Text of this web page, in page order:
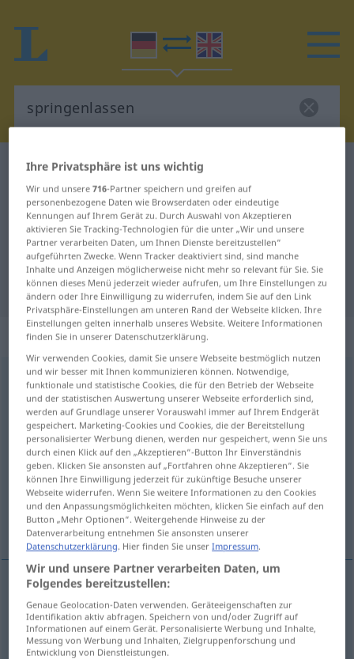
Deutsch-Englisch Wörterbuch
Deutsch-Englisch Übersetzung für
"springenlassen"
"springenlassen" Englisch
Übersetzung
„springenlassen“: transitives Verb
springenlassenv/t <irr,trennb, kein-ge- ;h>
Übersicht aller Übersetzungen
(Für mehr Details die Übersetzung anklicken/antippen)
you must treat us to something on your
birthday
to cough up , to pay for
coughup (odtoforkout)sth
springenlassen
springen FIG UMG
Ihre Privatsphäre ist uns wichtig
Wir und unsere716-Partner speichern und greifen auf
personenbezogene Daten wie Browserdaten oder eindeutige
Kennungen auf Ihrem Gerät zu. Durch Auswahl von Akzeptieren
aktivieren Sie Tracking-Technologien für die unter „Wir und unsere
Partner verarbeiten Daten, um Ihnen Dienste bereitzustellen“
aufgeführten Zwecke. Wenn Tracker deaktiviert sind, sind manche
Inhalte und Anzeigen möglicherweise nicht mehr so relevant für Sie. Sie
können dieses Menü jederzeit wieder aufrufen, um Ihre Einstellungen zu
ändern oder Ihre Einwilligung zu widerrufen, indem Sie auf den Link
Privatsphäre-Einstellungen am unteren Rand der Webseite klicken. Ihre
Einstellungen gelten innerhalb unseres Website. Weitere Informationen
finden Sie in unserer Datenschutzerklärung.
Wir verwenden Cookies, damit Sie unsere Webseite bestmöglich nutzen
und wir besser mit Ihnen kommunizieren können. Notwendige,
funktionale und statistische Cookies, die für den Betrieb der Webseite
und der statistischen Auswertung unserer Webseite erforderlich sind,
werden auf Grundlage unserer Vorauswahl immer auf Ihrem Endgerät
gespeichert. Marketing-Cookies und Cookies, die der Bereitstellung
personalisierter Werbung dienen, werden nur gespeichert, wenn Sie uns
durch einen Klick auf den „Akzeptieren“-Button Ihr Einverständnis
geben. Klicken Sie ansonsten auf „Fortfahren ohne Akzeptieren“. Sie
können Ihre Einwilligung jederzeit für zukünftige Besuche unserer
Webseite widerrufen. Wenn Sie weitere Informationen zu den Cookies
und den Anpassungsmöglichkeiten möchten, klicken Sie einfach auf den
Button „Mehr Optionen“. Weitergehende Hinweise zu der
Datenverarbeitung entnehmen Sie ansonsten unserer
Datenschutzerklärung. Hier finden Sie unserImpressum.
Wir und unsere Partner verarbeiten Daten, um
Folgendes bereitzustellen:
Genaue Geolocation-Daten verwenden. Geräteeigenschaften zur
Identifikation aktiv abfragen. Speichern von und/oder Zugriff auf
Informationen auf einem Gerät. Personalisierte Werbung und Inhalte,
Messung von Werbung und Inhalten, Zielgruppenforschung und
Entwicklung von Dienstleistungen.